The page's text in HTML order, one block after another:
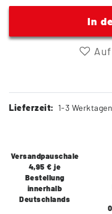
In
Lieferzeit: 1-3
Versandpauschale
4,95 € je
Bestellung
innerhalb
Deutschlands